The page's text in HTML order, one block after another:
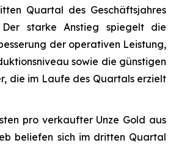
Quartal des Geschäftsjahres
starke Anstieg spiegelt die
der operativen Leistung,
sowie die günstigen
die im Laufe des Quartals erzielt
pro verkaufter Unze Gold aus
beliefen sich im dritten Quartal